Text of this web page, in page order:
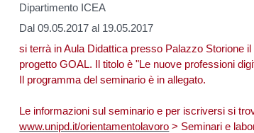
Dipartimento ICEA
Dal 09.05.2017 al 19.05.2017
si terrà in Aula Didattica presso Palazzo Storione
progetto GOAL. Il titolo è "Le nuove professioni
Il programma del seminario è in allegato.
Le informazioni sul seminario e per iscriversi si
www.unipd.it/orientamentolavoro > Seminari e